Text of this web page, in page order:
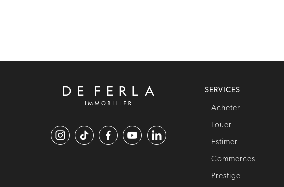
SERVICES
Acheter
Louer
Estimer
Commerces
Prestige